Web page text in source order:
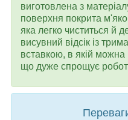
виготовлена з
поверхня покрита
яка легко чиститься й
висувний відсік із
вставкою, в якій можна
що дуже спрощує